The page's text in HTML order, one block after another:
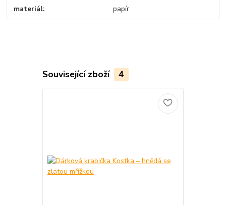
materiál papír
Související zboží 4